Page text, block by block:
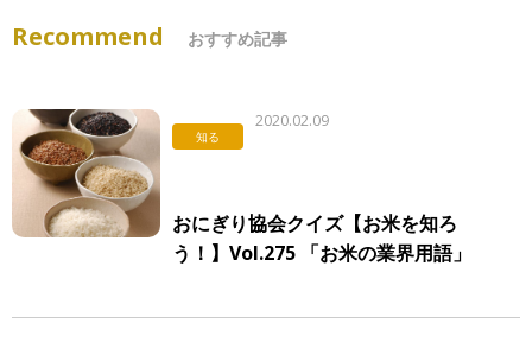
Recommend おすすめ記事
知る
2020.02.09
おにぎり協会クイズ【お米を知ろ
う！】Vol.275 「お米の業界用語」